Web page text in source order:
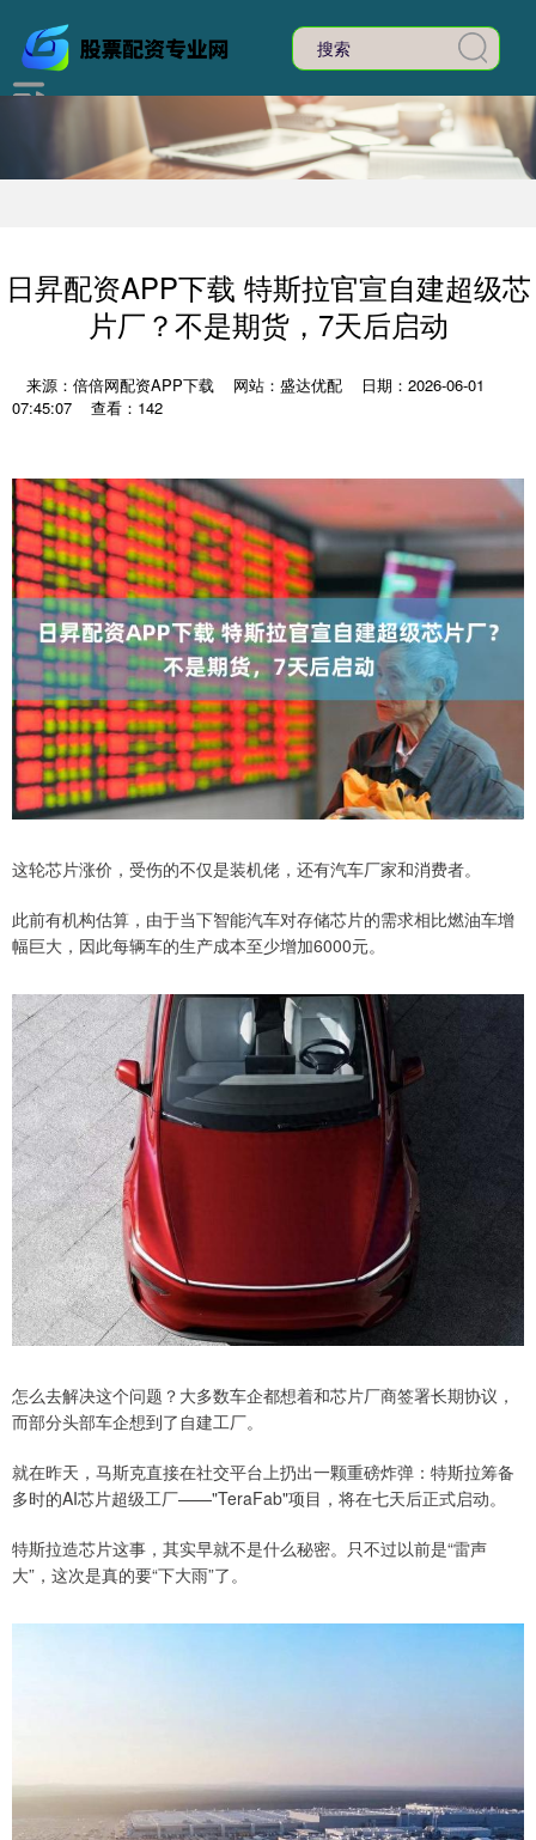
日昇配资APP下载 特斯拉官宣自建超级芯
片厂？不是期货，7天后启动
来源：倍倍网配资APP下载 网站：盛达优配
日期：2026-06-01
07:45:07
查看：142
这轮芯片涨价，受伤的不仅是装机佬，还有汽车厂家和消费者。
此前有机构估算，由于当下智能汽车对存储芯片的需求相比燃油车增
幅巨大，因此每辆车的生产成本至少增加6000元。
怎么去解决这个问题？大多数车企都想着和芯片厂商签署长期协议，
而部分头部车企想到了自建工厂。
就在昨天，马斯克直接在社交平台上扔出一颗重磅炸弹：特斯拉筹备
多时的AI芯片超级工厂——"TeraFab"项目，将在七天后正式启动。
特斯拉造芯片这事，其实早就不是什么秘密。只不过以前是“雷声
大”，这次是真的要“下大雨”了。